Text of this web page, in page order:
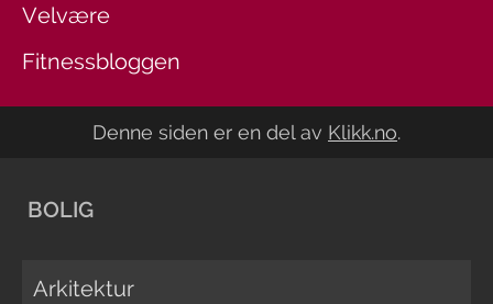
Velvære
Fitnessbloggen
Denne siden er en del av Klikk.no.
BOLIG
Arkitektur